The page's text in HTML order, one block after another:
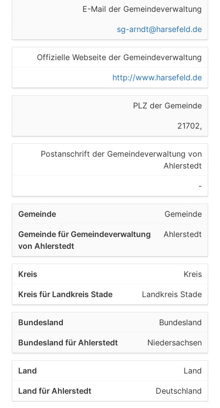
E-Mail der Gemeindeverwaltung
sg-arndt@harsefeld.de
Offizielle Webseite der Gemeindeverwaltung
http://www.harsefeld.de
PLZ der Gemeinde
21702,
Postanschrift der Gemeindeverwaltung von
Ahlerstedt
-
Gemeinde
Ahlerstedt
Kreis
Landkreis Stade
Bundesland
Niedersachsen
Land
Deutschland